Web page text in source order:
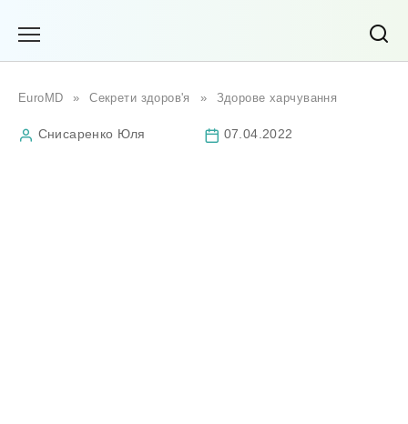
EuroMD » Секрети здоров'я » Здорове харчування
Снисаренко Юля 07.04.2022